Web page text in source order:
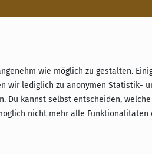
Dragon
wie möglich zu gestalten.
wir lediglich zu anonymen Statistik-
kannst selbst entscheiden,
nicht mehr alle Funktionalitäten